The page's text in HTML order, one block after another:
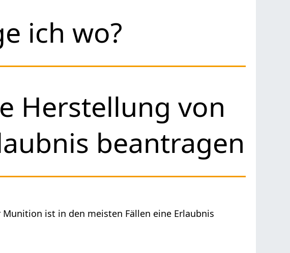
ich wo?
Herstellung von
beantragen
ist in den meisten Fällen eine Erlaubnis